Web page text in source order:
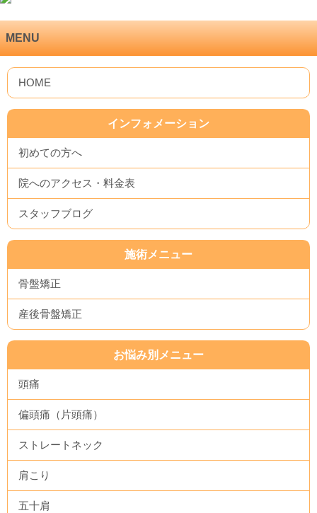
MENU
インフォメーション
初めての方へ
院へのアクセス・料金表
スタッフブログ
施術メニュー
骨盤矯正
産後骨盤矯正
お悩み別メニュー
頭痛
偏頭痛（片頭痛）
ストレートネック
肩こり
五十肩